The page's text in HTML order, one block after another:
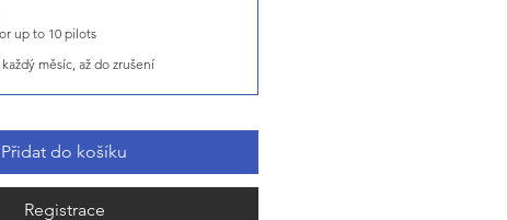
DCS Server for up to 10 pilots
každý měsíc, až do zrušení
Přidat do košíku
Registrace